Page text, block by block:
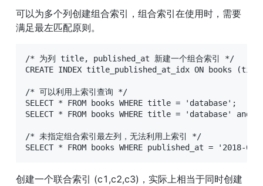
可以为多个列创建组合索引，组合索引在使用时，需要
满足最左匹配原则。
/* 为列 title, published_at 新建一个组合索引 */
CREATE INDEX title_published_at_idx ON books
/* 可以利用上索引查询 */
SELECT * FROM books WHERE title = 'database';
SELECT * FROM books WHERE title = 'database'
/* 未指定组合索引最左列，无法利用上索引 */
SELECT * FROM books WHERE published_at = '2018-
创建一个联合索引 (c1,c2,c3)，实际上相当于同时创建